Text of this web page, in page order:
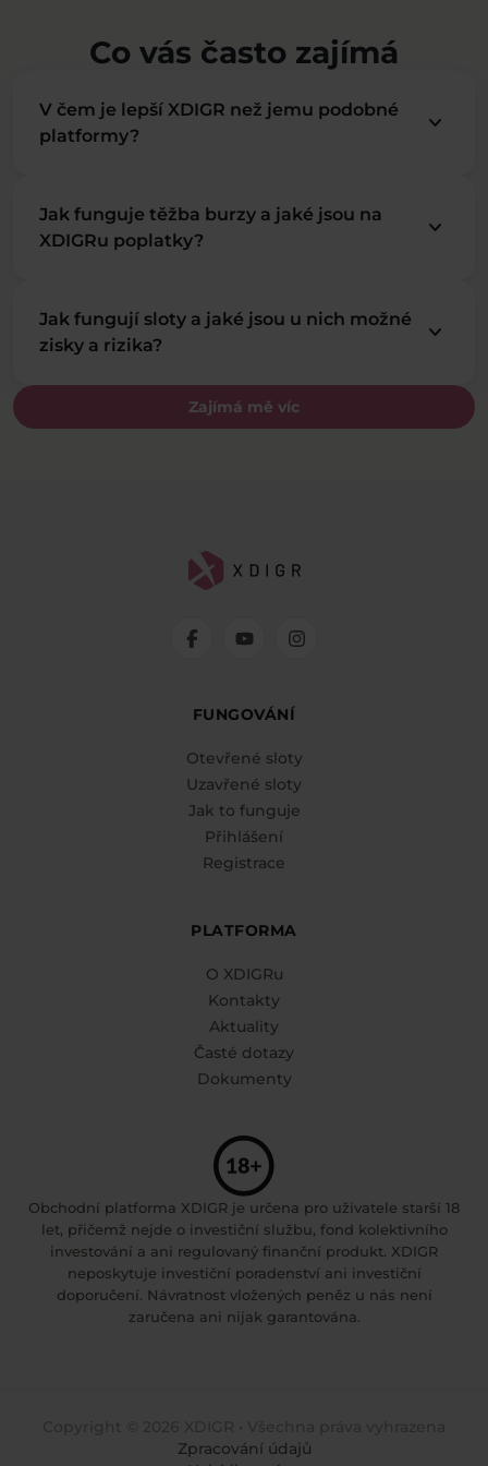
Co vás často zajímá
Zajímá mě víc
V čem je lepší XDIGR než jemu podobné
platformy?
keyboard_arrow_down
Jak funguje těžba burzy a jaké jsou na
XDIGRu poplatky?
keyboard_arrow_down
Jak fungují sloty a jaké jsou u nich možné
zisky a rizika?
keyboard_arrow_down
FUNGOVÁNÍ
Otevřené sloty
Uzavřené sloty
Jak to funguje
Přihlášení
Registrace
PLATFORMA
O XDIGRu
Kontakty
Aktuality
Časté dotazy
Dokumenty
Obchodní platforma XDIGR je určena pro uživatele starší 18
let, přičemž nejde o investiční službu, fond kolektivního
investování a ani regulovaný finanční produkt. XDIGR
neposkytuje investiční poradenství ani investiční
doporučení. Návratnost vložených peněz u nás není
zaručena ani nijak garantována.
Zpracování údajů